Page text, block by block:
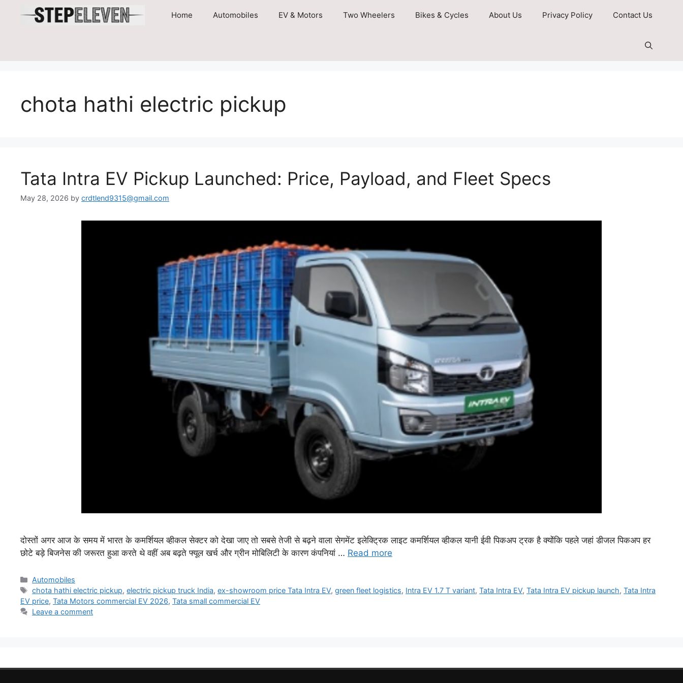
Home Automobiles EV & Motors Two Wheelers Bikes & Cycles About Us Privacy Policy Contact Us
chota hathi electric pickup
Tata Intra EV Pickup Launched: Price, Payload, and Fleet Specs
May 28, 2026 by crdtlend9315@gmail.com
दोस्तों अगर आज के समय में भारत के कमर्शियल व्हीकल सेक्टर को देखा जाए तो सबसे तेजी से बढ़ने वाला सेगमेंट इलेक्ट्रिक लाइट कमर्शियल व्हीकल यानी ईवी पिकअप ट्रक है क्योंकि पहले जहां डीजल पिकअप हर
छोटे बड़े बिजनेस की जरूरत हुआ करते थे वहीं अब बढ़ते फ्यूल खर्च और ग्रीन मोबिलिटी के कारण कंपनियां … Read more
Categories
Automobiles
Tags
chota hathi electric pickup,electric pickup truck India,ex-showroom price Tata Intra EV,green fleet logistics, Intra EV 1.7 T variant,Tata Intra EV,Tata Intra EV pickup launch,Tata Intra
EV price, Tata Motors commercial EV 2026, Tata small commercial EV
Leave a comment